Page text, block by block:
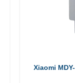
Xiaomi MDY-14-